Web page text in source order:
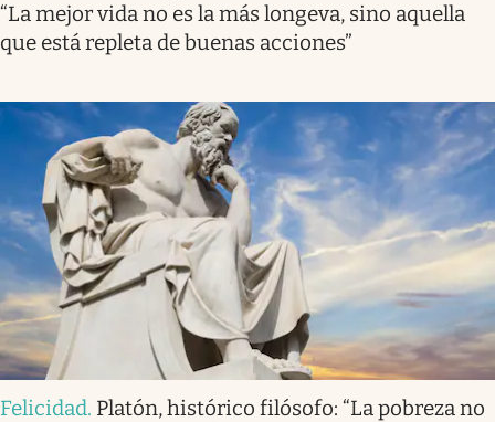
“La mejor vida no es la más longeva, sino aquella
que está repleta de buenas acciones”
Felicidad. Platón, histórico filósofo: “La pobreza no